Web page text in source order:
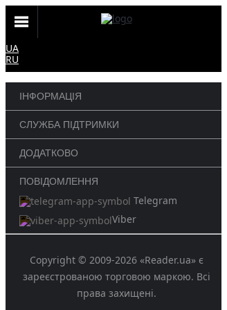
UA
RU
ІНФОРМАЦІЯ
СЛУЖБА ПІДТРИМКИ
ДОДАТКОВО
ПОВІДОМЛЕННЯ
Telegram
Viber
Copyright © 2009-2026 «Reader.ua» є
зареєстрованою торговою маркою. Всі
права захищені.